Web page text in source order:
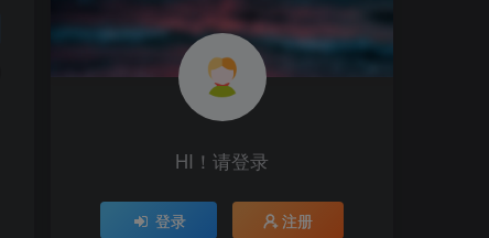
HI！请登录
登录 注册